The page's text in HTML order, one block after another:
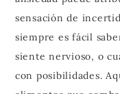
sensación de
siempre es fácil
siente nervioso, o
con posibilidades.